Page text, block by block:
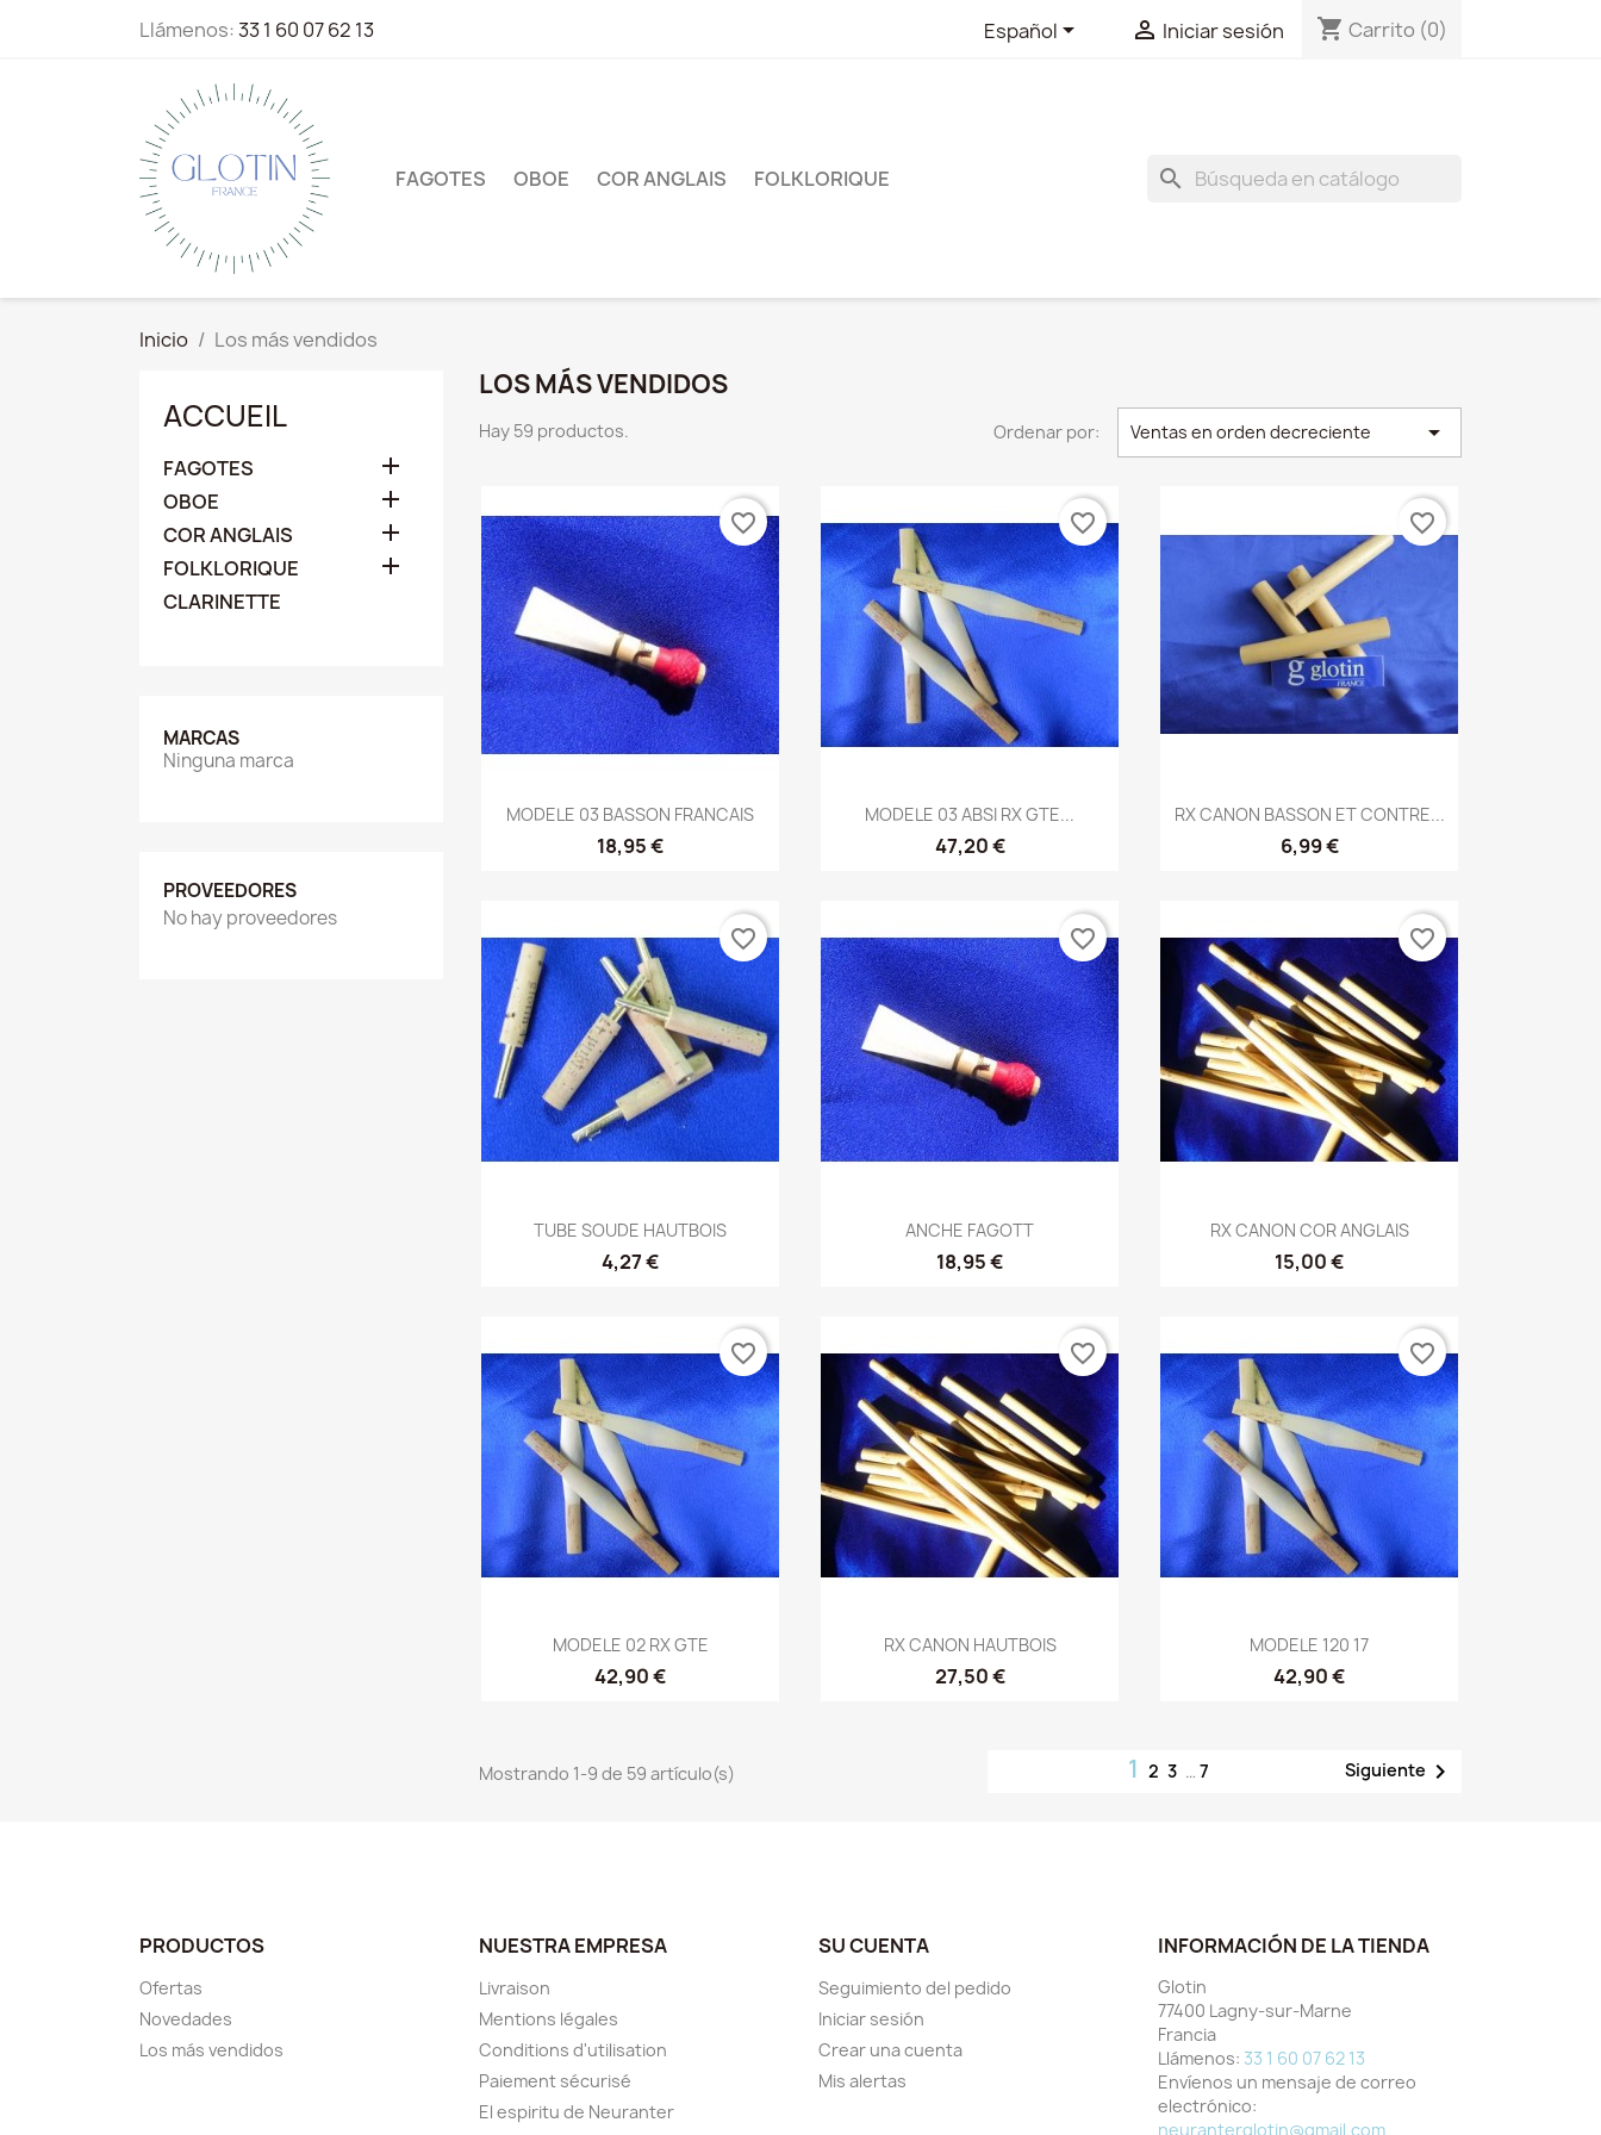
Llámenos:33 1 60 07 62 13 Español  Iniciar sesión shopping_cart Carrito (0)
FAGOTES OBOE COR ANGLAIS FOLKLORIQUE search
Inicio Los más vendidos
ACCUEIL
FAGOTES 
OBOE 
COR ANGLAIS 
FOLKLORIQUE 
CLARINETTE
MARCAS
Ninguna marca
PROVEEDORES
No hay proveedores
LOS MÁS VENDIDOS
Hay 59 productos. Ordenar por: Ventas en orden decreciente 
Vista rápida
MODELE 03 BASSON FRANCAIS
18,95 €
favorite_border
Vista rápida
MODELE 03 ABSI RX GTE...
47,20 €
favorite_border
Vista rápida
RX CANON BASSON ET CONTRE...
6,99 €
favorite_border
Vista rápida
TUBE SOUDE HAUTBOIS
4,27 €
favorite_border
Vista rápida
ANCHE FAGOTT
18,95 €
favorite_border
Vista rápida
RX CANON COR ANGLAIS
15,00 €
favorite_border
Vista rápida
MODELE 02 RX GTE
42,90 €
favorite_border
Vista rápida
RX CANON HAUTBOIS
27,50 €
favorite_border
Vista rápida
MODELE 120 17
42,90 €
favorite_border
Mostrando 1-9 de 59 artículo(s) 123 … 7 Siguiente 
PRODUCTOS
Ofertas
Novedades
Los más vendidos
NUESTRA EMPRESA
Livraison
Mentions légales
Conditions d'utilisation
Paiement sécurisé
El espiritu de Neuranter
SU CUENTA
Seguimiento del pedido
Iniciar sesión
Crear una cuenta
Mis alertas
INFORMACIÓN DE LA TIENDA
Glotin
77400 Lagny-sur-Marne
Francia
Llámenos: 33 1 60 07 62 13
Envíenos un mensaje de correo
electrónico:
neuranterglotin@gmail.com